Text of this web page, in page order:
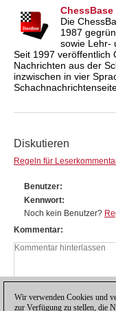
ChessBase
Die
1987
sowie Lehr-
Seit 1997 veröffentlich
Nachrichten aus der
inzwischen in vier
Diskutieren
Regeln für
Benutzer
Kennwort
Noch kein Benutzer?
Kommentar
Wir verwenden Cookies und
zur Verfügung zu stellen, die